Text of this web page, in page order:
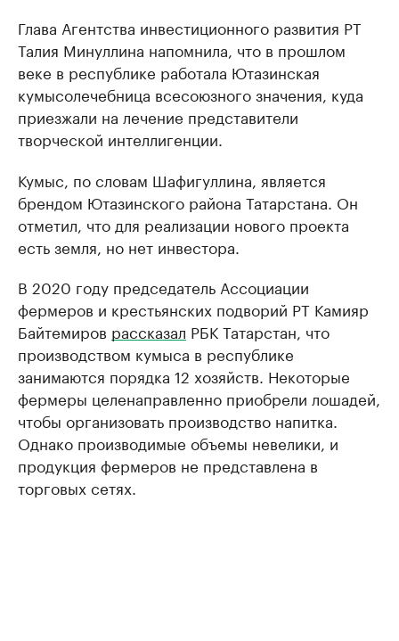
Глава Агентства инвестиционного развития РТ
Талия Минуллина напомнила, что в прошлом
веке в республике работала Ютазинская
кумысолечебница всесоюзного значения, куда
приезжали на лечение представители
творческой интеллигенции.
Кумыс, по словам Шафигуллина, является
брендом Ютазинского района Татарстана. Он
отметил, что для реализации нового проекта
есть земля, но нет инвестора.
В 2020 году председатель Ассоциации
фермеров и крестьянских подворий РТ Камияр
Байтемиров рассказал РБК Татарстан, что
производством кумыса в республике
занимаются порядка 12 хозяйств. Некоторые
фермеры целенаправленно приобрели лошадей,
чтобы организовать производство напитка.
Однако производимые объемы невелики, и
продукция фермеров не представлена в
торговых сетях.